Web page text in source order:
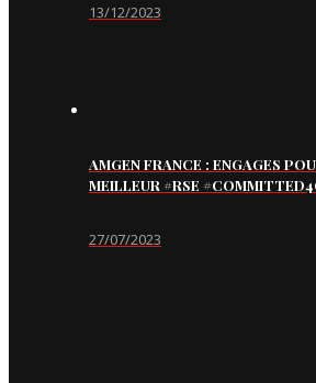
13/12/2023
AMGEN FRANCE : ENGAGES
MEILLEUR #RSE
27/07/2023